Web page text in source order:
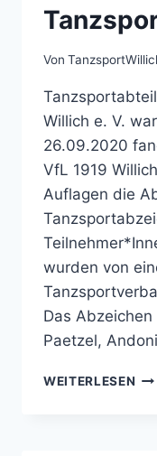
Von
Willich e. V.
26.09.2020
VfL 1919
Auflagen die
wurden von
Das
Paetzel,
WEITERLESEN